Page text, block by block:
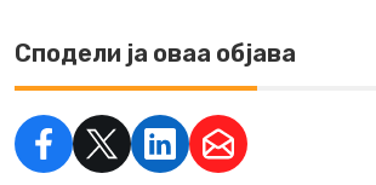
Сподели ја оваа објава